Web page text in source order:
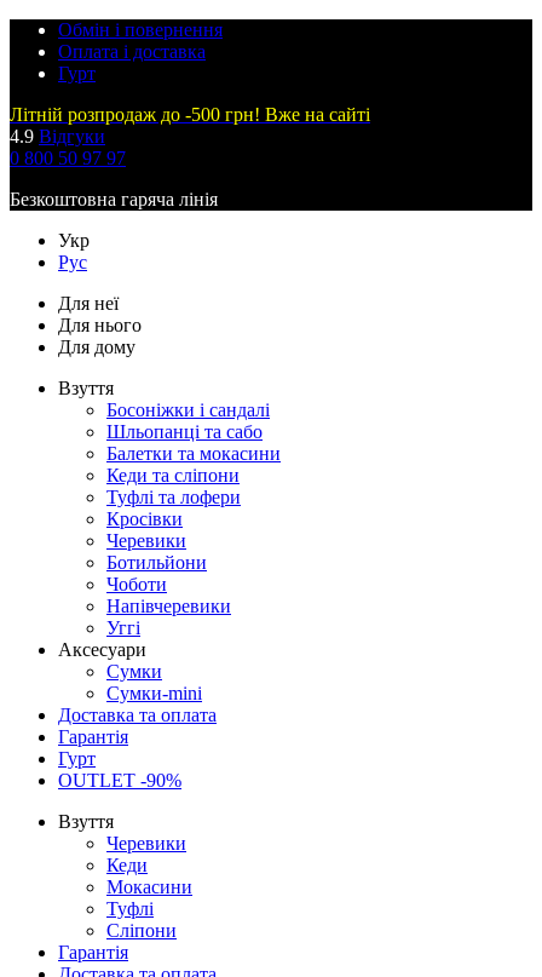
Обмін і повернення
Оплата і доставка
Гурт
Літній розпродаж до -500 грн! Вже на сайті
4.9 Відгуки
0 800 50 97 97
Безкоштовна гаряча лінія
Укр
Рус
Для неї
Для нього
Для дому
Взуття
Босоніжки і сандалі
Шльопанці та сабо
Балетки та мокасини
Кеди та сліпони
Туфлі та лофери
Кросівки
Черевики
Ботильйони
Чоботи
Напівчеревики
Уггі
Аксесуари
Сумки
Сумки-mini
Доставка та оплата
Гарантія
Гурт
OUTLET -90%
Взуття
Черевики
Кеди
Мокасини
Туфлі
Сліпони
Гарантія